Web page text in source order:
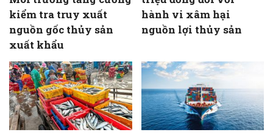
kiểm tra truy xuất
nguồn gốc thủy sản
xuất khẩu
hành vi xâm hại
nguồn lợi thủy sản